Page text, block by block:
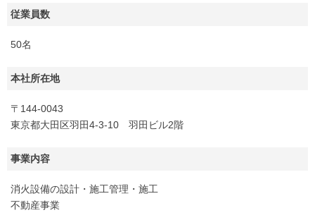
従業員数
50名
本社所在地
〒144-0043
東京都大田区羽田4-3-10 羽田ビル2階
事業内容
消火設備の設計・施工管理・施工
不動産事業